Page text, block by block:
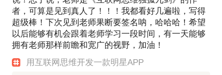
者，可算是见到真人了！！！我都看好几遍啦，写得
超级棒！下次见到老师果断要签名呐，哈哈哈！希望
以后能够有机会跟着老师学习一段时间，有一天能够
拥有老师那样前瞻和宽广的视野，加油！
用互联网思维开发一款明星APP